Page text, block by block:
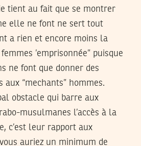
tient au fait que se montrer
elle ne font ne sert tout
a rien et encore moins la
’emprisonnée” puisque
ne font que donner des
aux “mechants” hommes.
obstacle qui barre aux
musulmanes l’accès à la
c’est leur rapport aux
auriez un minimum de